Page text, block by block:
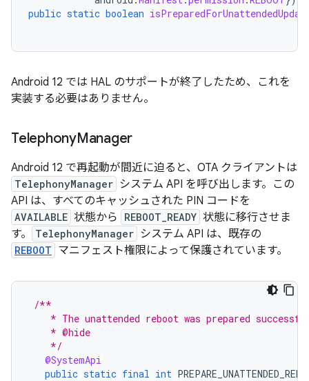
public static boolean
Android 12 では HAL のサポートが終了したため、これを
実装する必要はありません。
TelephonyManager
Android 12 で再起動が間近に迫ると、OTA クライアントは
TelephonyManager システム API を呼び出します。この
API は、すべてのキャッシュされた PIN コードを
AVAILABLE 状態から REBOOT_READY 状態に移行させま
す。
TelephonyManager システム API は、既存の
REBOOT マニフェスト権限によって保護されています。
/**
* The unattended reboot was prepared
    * @hide
    */
@SystemApi
public static final int